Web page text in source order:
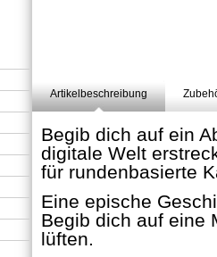
Artikelbeschreibung
Begib dich auf ein
digitale Welt
für rundenbasierte
Eine epische
Begib dich auf eine
lüften.